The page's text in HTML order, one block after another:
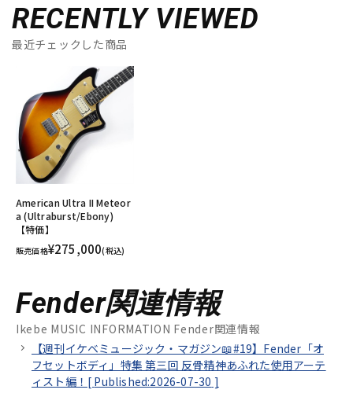
RECENTLY VIEWED
最近チェックした商品
American Ultra II Meteor
a (Ultraburst/Ebony)
【特価】
販売価格¥275,000(税込)
Fender関連情報
Ikebe MUSIC INFORMATION Fender関連情報
【週刊イケベミュージック・マガジン📖#19】Fender「オ
フセットボディ」特集 第三回 反骨精神あふれた使用アーテ
ィスト編！[ Published:2026-07-30 ]